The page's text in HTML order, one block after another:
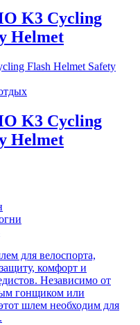
K3 Cycling
Helmet
K3 Cycling
Helmet
для велоспорта,
комфорт и
Независимо от
гонщиком или
шлем необходим для